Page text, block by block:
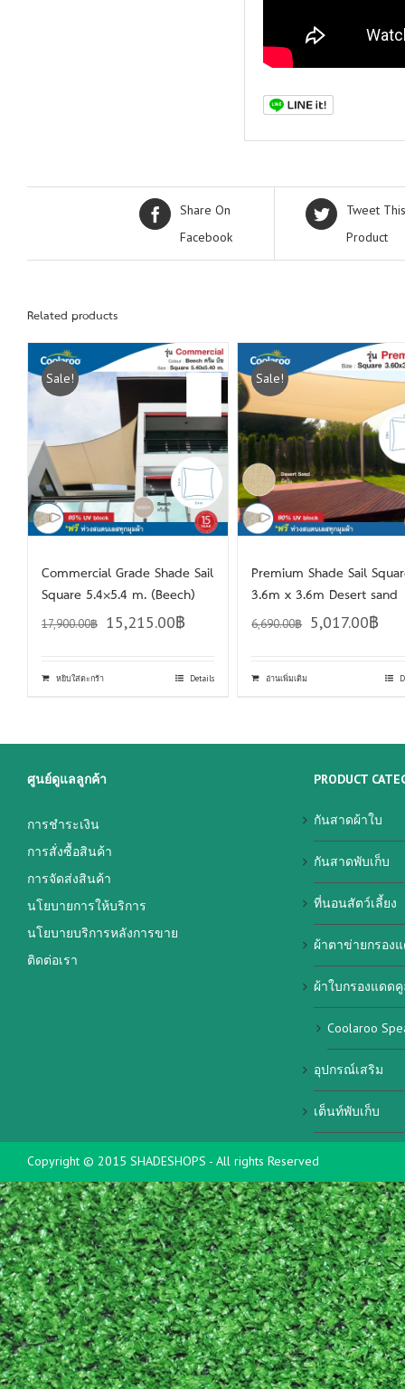
Share On
Facebook
Tweet This
Product
Related products
Sale!
Commercial Grade Shade Sail
Square 5.4×5.4 m. (Beech)
17,900.00฿ 15,215.00฿
หยิบใส่ตะกร้า Details
Sale!
Premium Shade Sail
3.6m x 3.6m Desert sand
6,690.00฿ 5,017.00฿
อ่านเพิ่มเติม
ศูนย์ดูแลลูกค้า
การชำระเงิน
การสั่งซื้อสินค้า
การจัดส่งสินค้า
นโยบายการให้บริการ
นโยบายบริการหลังการขาย
ติดต่อเรา
PRODUCT
กันสาดผ้าใบ
กันสาดพับเก็บ
ที่นอนสัตว์เลี้ยง
ผ้าตาข่ายกรอง
ผ้าใบกรองแดด
Coolaroo
อุปกรณ์เสริม
เต็นท์พับเก็บ
Copyright © 2015 SHADESHOPS - All rights Reserved